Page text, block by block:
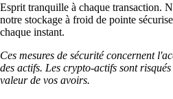
Esprit tranquille à chaque transaction.
notre stockage à froid de pointe
chaque instant.
Ces mesures de sécurité concernent
des actifs. Les crypto-actifs sont
valeur de vos avoirs.